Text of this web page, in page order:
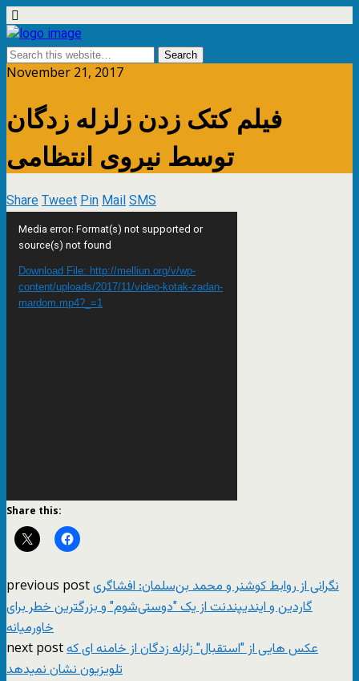
November 21, 2017
فیلم کتک زدن زلزله زدگان
توسط نیروی انتظامی
ShareTweetPinMailSMS
Player
Media error: Format(s) not supported or
source(s) not found
Download File: http://melliun.org/v/wp-
content/uploads/2017/11/video-kotak-zadan-
mardom.mp4?_=1
Share this:
previous postنگرانی از روابط کوشنر و محمد بن‌سلمان: افشاگری
گاردین و ایندیپندنت از یک "دوستی‌شوم" و بزرگترین خطر برای
خاورمیانه
next postعکس هایی از "استقبال" زلزله زدگان از خامنه ای که
تلویزیون نشان نمیدهد